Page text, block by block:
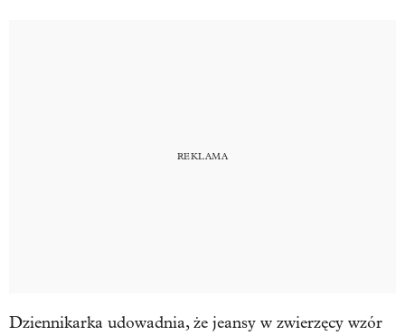
Dziennikarka udowadnia, że jeansy w zwierzęcy wzór